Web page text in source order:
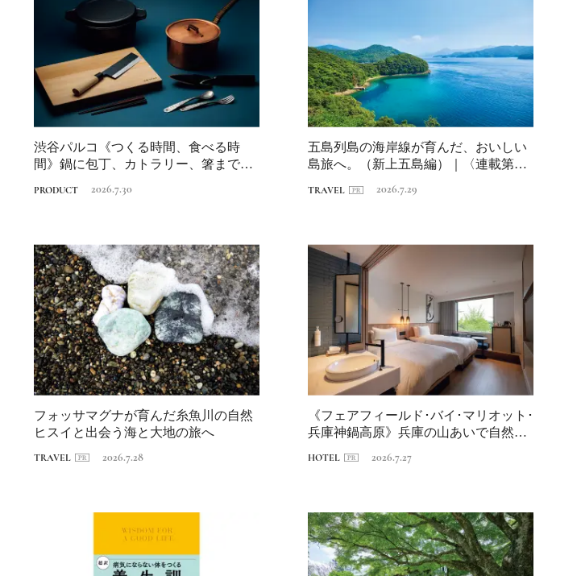
渋谷パルコ《つくる時間、食べる時
間》鍋に包丁、カトラリー、箸まで…
PRODUCT 2026.7.30
五島列島の海岸線が育んだ、おいしい
島旅へ。（新上五島編）｜〈連載第1
TRAVEL 2026.7.29
フォッサマグナが育んだ糸魚川の自然
ヒスイと出会う海と大地の旅へ
TRAVEL 2026.7.28
《フェアフィールド･バイ･マリオット･
兵庫神鍋高原》兵庫の山あいで自然と
HOTEL 2026.7.27